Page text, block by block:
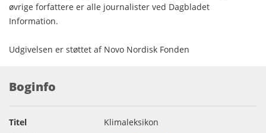
øvrige forfattere er alle journalister ved Dagbladet
Information.
Udgivelsen er støttet af Novo Nordisk Fonden
Boginfo
Titel
Klimaleksikon